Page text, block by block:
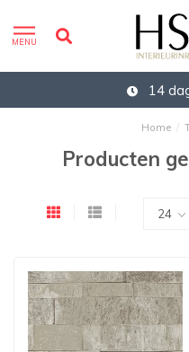
MENU
14
Home /
Producten